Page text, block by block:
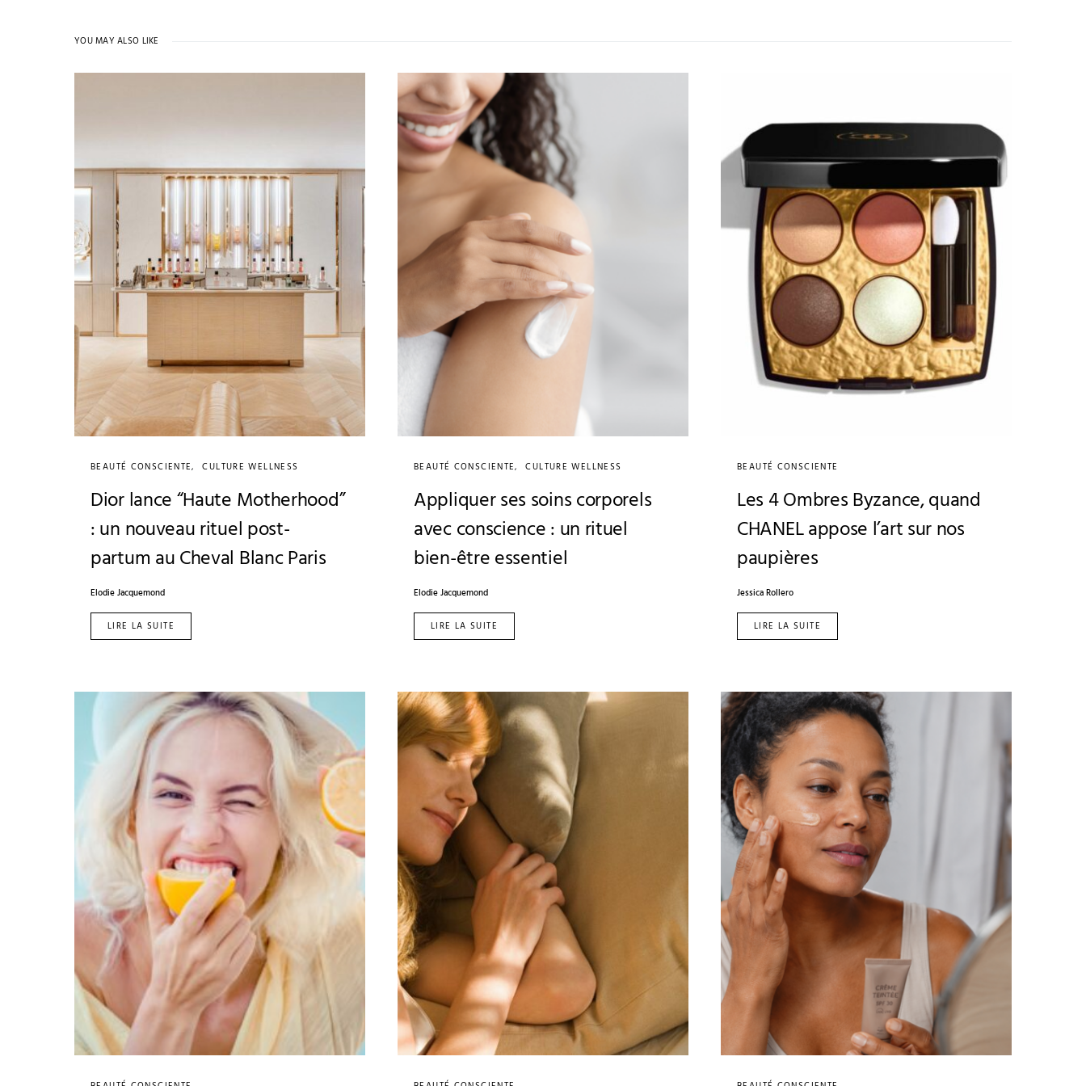
YOU MAY ALSO LIKE
BEAUTÉ CONSCIENTE CULTURE WELLNESS
Dior lance “Haute Motherhood”
: un nouveau rituel post-
partum au Cheval Blanc Paris
Elodie Jacquemond
LIRE LA SUITE
BEAUTÉ CONSCIENTE CULTURE WELLNESS
Appliquer ses soins corporels
avec conscience : un rituel
bien-être essentiel
Elodie Jacquemond
LIRE LA SUITE
BEAUTÉ CONSCIENTE
Les 4 Ombres Byzance, quand
CHANEL appose l’art sur nos
paupières
Jessica Rollero
LIRE LA SUITE